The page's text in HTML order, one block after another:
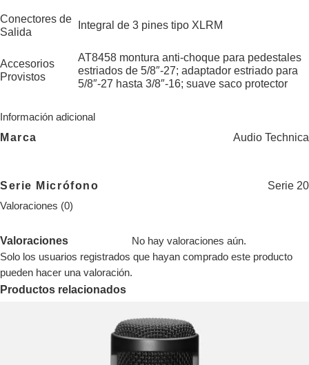
Conectores de
Salida
Integral de 3 pines tipo XLRM
Accesorios
Provistos
AT8458 montura anti-choque para pedestales
estriados de 5/8″-27; adaptador estriado para
5/8″-27 hasta 3/8″-16; suave saco protector
Información adicional
Marca Audio Technica
Serie Micrófono Serie 20
Valoraciones (0)
Valoraciones
No hay valoraciones aún.
Solo los usuarios registrados que hayan comprado este producto
pueden hacer una valoración.
Productos relacionados